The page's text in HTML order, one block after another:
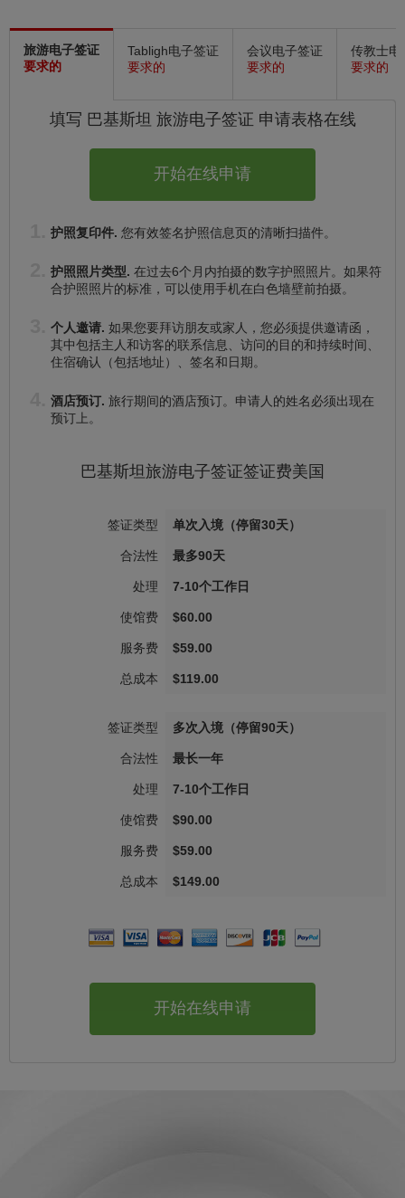
旅游电子签证
要求的
Tabligh电子签证
要求的
会议电子签证
要求的
传教士电
要求的
填写 巴基斯坦 旅游电子签证 申请表格在线
开始在线申请
护照复印件. 您有效签名护照信息页的清晰扫描件。
护照照片类型. 在过去6个月内拍摄的数字护照照片。如果符
合护照照片的标准，可以使用手机在白色墙壁前拍摄。
个人邀请. 如果您要拜访朋友或家人，您必须提供邀请函，
其中包括主人和访客的联系信息、访问的目的和持续时间、
住宿确认（包括地址）、签名和日期。
酒店预订. 旅行期间的酒店预订。申请人的姓名必须出现在
预订上。
巴基斯坦旅游电子签证签证费美国
单次入境（停留30天）
最多90天
7-10个工作日
$60.00
$59.00
$119.00
多次入境（停留90天）
最长一年
7-10个工作日
$90.00
$59.00
$149.00
开始在线申请